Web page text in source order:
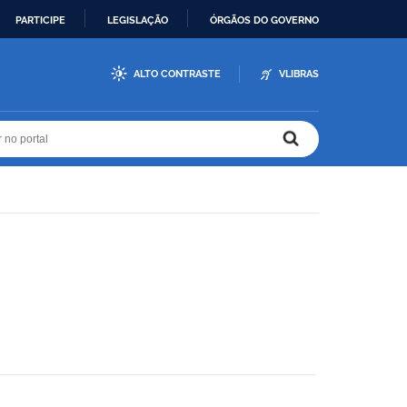
PARTICIPE LEGISLAÇÃO ÓRGÃOS DO GOVERNO
ALTO CONTRASTE VLIBRAS